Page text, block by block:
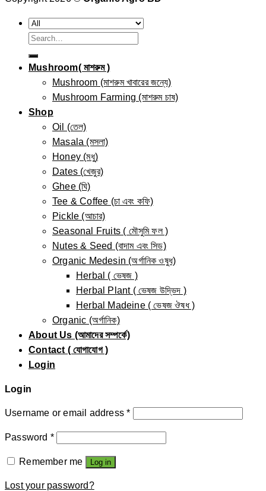
Search
for:
Mushroom( মাশরুম )
Mushroom (মাশরুম খাবারের জন্যে)
Mushroom Farming (মাশরুম চাষ)
Shop
Oil (তেল)
Masala (মসলা)
Honey (মধু)
Dates (খেজুর)
Ghee (ঘি)
Tee & Coffee (চা এবং কফি)
Pickle (আচার)
Seasonal Fruits ( মৌসুমি ফল )
Nutes & Seed (বাদাম এবং সিড)
Organic Medesin (অর্গানিক ওষুধ)
Herbal ( ভেষজ )
Herbal Plant ( ভেষজ উদ্ভিদ )
Herbal Madeine ( ভেষজ ঔষধ )
Organic (অর্গানিক)
About Us (আমাদের সম্পর্কে)
Contact ( যোগাযোগ )
Login
Login
Username or email address*
Password *
Remember me Log in
Lost your password?